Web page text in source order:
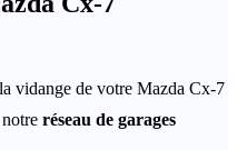
vidange de votre Mazda Cx-7
réseau de garages